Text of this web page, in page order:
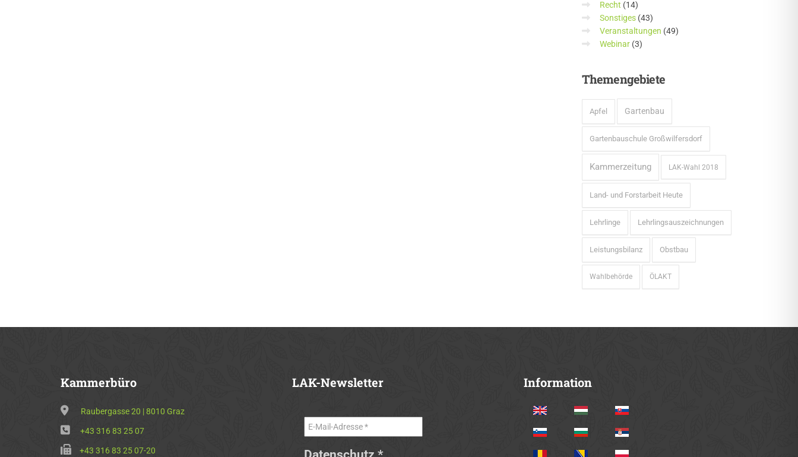
Recht (14)
Sonstiges(43)
Veranstaltungen (49)
Webinar(3)
Themengebiete
Apfel Gartenbau
Gartenbauschule Großwilfersdorf
Kammerzeitung LAK-Wahl 2018
Land- und Forstarbeit Heute
Lehrlinge Lehrlingsauszeichnungen
Leistungsbilanz Obstbau
Wahlbehörde ÖLAKT
Kammerbüro
Raubergasse 20 | 8010 Graz
+43 316 83 25 07
+43 316 83 25 07-20
LAK-Newsletter Information